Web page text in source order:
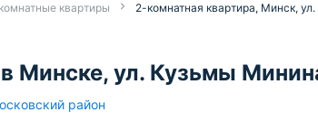
квартиры 2-комнатная квартира, Минск,
Минске, ул. Кузьмы
район